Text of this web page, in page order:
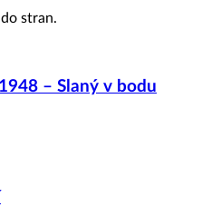
stran.
– Slaný v bodu